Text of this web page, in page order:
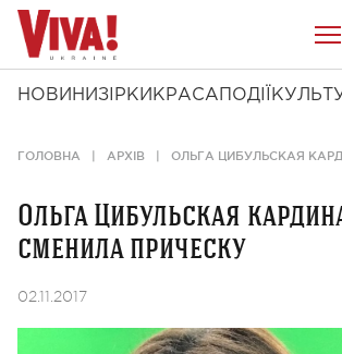
НОВИНИ ЗІРКИ КРАСА ПОДІЇ
ГОЛОВНА АРХІВ ОЛЬГА ЦИБУЛЬСКАЯ
Ольга Цибульская
сменила прическу
02.11.2017